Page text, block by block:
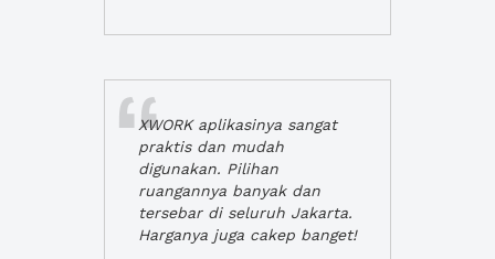
XWORK aplikasinya sangat
praktis dan mudah
digunakan. Pilihan
ruangannya banyak dan
tersebar di seluruh Jakarta.
Harganya juga cakep banget!